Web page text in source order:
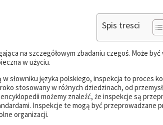
Spis tresci
na szczegółowym zbadaniu czegoś. Może
w użyciu.
słowniku języka polskiego, inspekcja to proces
stosowany w różnych dziedzinach, od
możemy znaleźć, że inspekcje są
Inspekcje te mogą być
organizacji.